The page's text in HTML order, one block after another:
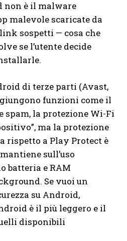
non è il malware
malevole scaricate da
sospetti — cosa che
se l’utente decide
di terze parti (Avast,
funzioni come il
spam, la protezione Wi-Fi
ma la protezione
a Play Protect è
sull’uso
batteria e RAM
Se vuoi un
su Android,
è il più leggero e il
disponibili